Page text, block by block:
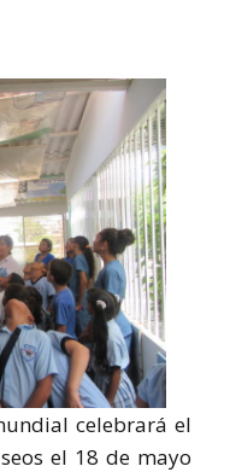
celebrará el
el 18 de mayo